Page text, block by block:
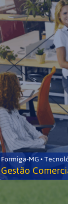
Formiga-MG •
Gestão